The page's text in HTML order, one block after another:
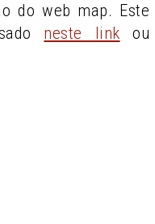
do web map. Este
neste link ou